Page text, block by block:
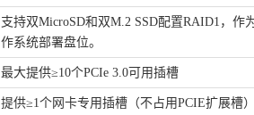
支持双MicroSD和双M.2 SSD配置RAID1，作
作系统部署盘位。
最大提供≥10个PCIe 3.0可用插槽
提供≥1个网卡专用插槽（不占用PCIE扩展槽